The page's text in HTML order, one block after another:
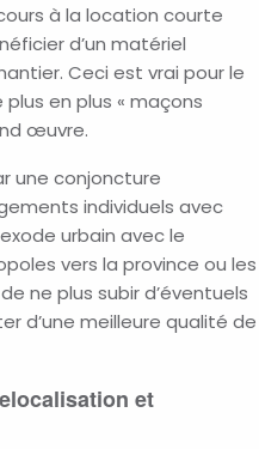
à la location courte
d’un matériel
Ceci est vrai pour le
en plus « maçons
œuvre.
une conjoncture
individuels avec
urbain avec le
vers la province ou les
ne plus subir d’éventuels
d’une meilleure qualité de
et